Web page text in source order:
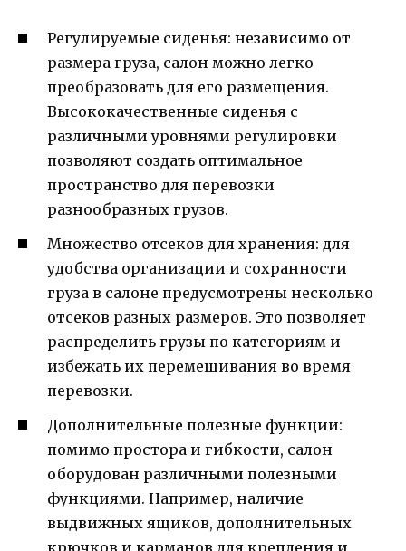
Регулируемые сиденья: независимо от
размера груза, салон можно легко
преобразовать для его размещения.
Высококачественные сиденья с
различными уровнями регулировки
позволяют создать оптимальное
пространство для перевозки
разнообразных грузов.
Множество отсеков для хранения: для
удобства организации и сохранности
груза в салоне предусмотрены несколько
отсеков разных размеров. Это позволяет
распределить грузы по категориям и
избежать их перемешивания во время
перевозки.
Дополнительные полезные функции:
помимо простора и гибкости, салон
оборудован различными полезными
функциями. Например, наличие
выдвижных ящиков, дополнительных